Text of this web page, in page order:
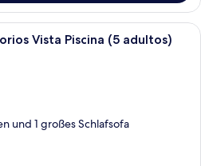
Ein Hotelzimmer mit Bett,
Vista Piscina (5 adultos)
und 1 großes Schlafsofa